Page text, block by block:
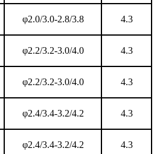
φ2.0/3.0-2.8/3.8 4.3
φ2.2/3.2-3.0/4.0 4.3
φ2.2/3.2-3.0/4.0 4.3
φ2.4/3.4-3.2/4.2 4.3
φ2.4/3.4-3.2/4.2 4.3